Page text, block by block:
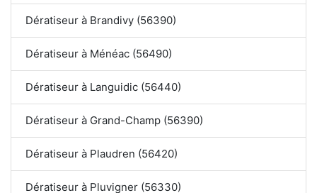
Dératiseur à Brandivy (56390)
Dératiseur à Ménéac (56490)
Dératiseur à Languidic (56440)
Dératiseur à Grand-Champ (56390)
Dératiseur à Plaudren (56420)
Dératiseur à Pluvigner (56330)